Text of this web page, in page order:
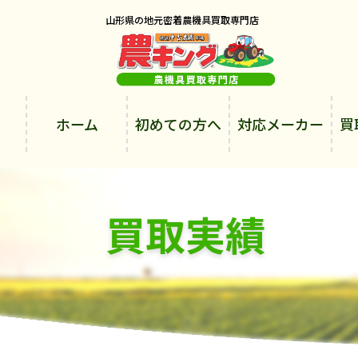
山形県の地元密着農機具買取専門店
ホーム 初めての方へ 対応メーカー
買取実績